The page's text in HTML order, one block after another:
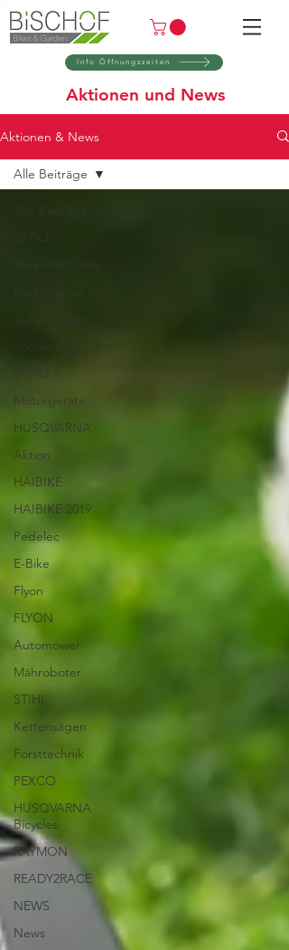
Info Öffnungszeiten
Aktionen und News
Aktionen & News
Alle Beiträge
SABO
Rasentraktoren
Rasenmäher
Aufsitzmäher
Sonderangebote
ECHO
Motorgeräte
HUSQVARNA
Aktion
HAIBIKE
HAIBIKE 2019
Pedelec
E-Bike
Flyon
FLYON
Automower
Mähroboter
STIHL
Kettensägen
Forsttechnik
PEXCO
HUSQVARNA
Bicycles
RAYMON
READY2RACE
NEWS
News
Alle Beiträge